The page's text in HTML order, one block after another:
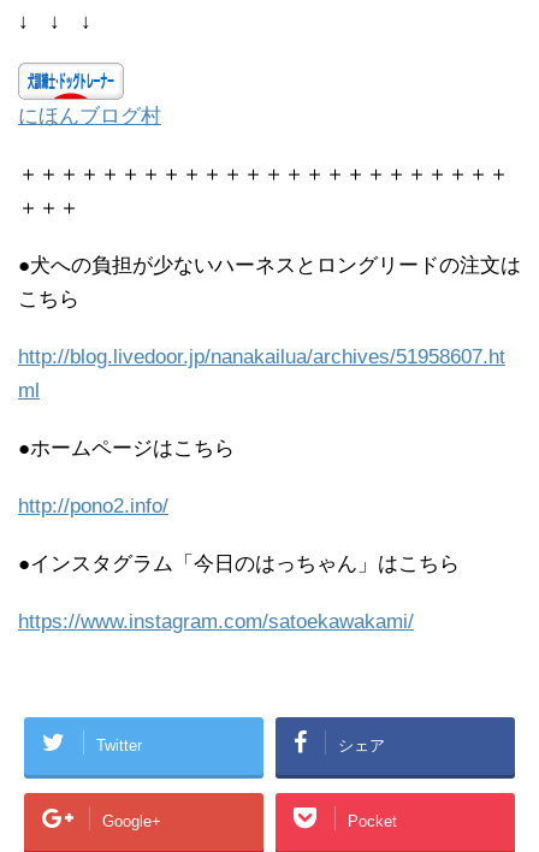
↓ ↓ ↓
にほんブログ村
＋＋＋＋＋＋＋＋＋＋＋＋＋＋＋＋＋＋＋＋＋＋＋＋
＋＋＋
●犬への負担が少ないハーネスとロングリードの注文は
こちら
http://blog.livedoor.jp/nanakailua/archives/51958607.ht
ml
●ホームページはこちら
http://pono2.info/
●インスタグラム「今日のはっちゃん」はこちら
https://www.instagram.com/satoekawakami/
Twitter シェア
Google+ Pocket